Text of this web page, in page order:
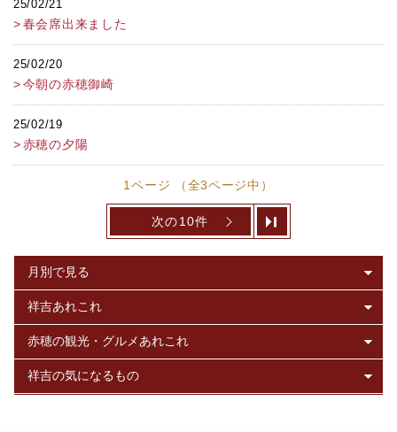
25/02/21
春会席出来ました
25/02/20
今朝の赤穂御崎
25/02/19
赤穂の夕陽
1ページ （全3ページ中）
次の10件